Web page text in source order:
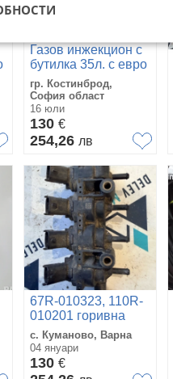
Газов инжекцион с
бутилка 35л. с евро
сонда
гр. Костинброд,
София област
16 юли
130 €
254,26 лв
67R-010323, 110R-
010201 горивна
рейка за газов
инжекцион от Dacia
Dokker 1.6i, 109 ph.,
5sp.
с. Куманово, Варна
04 януари
130 €